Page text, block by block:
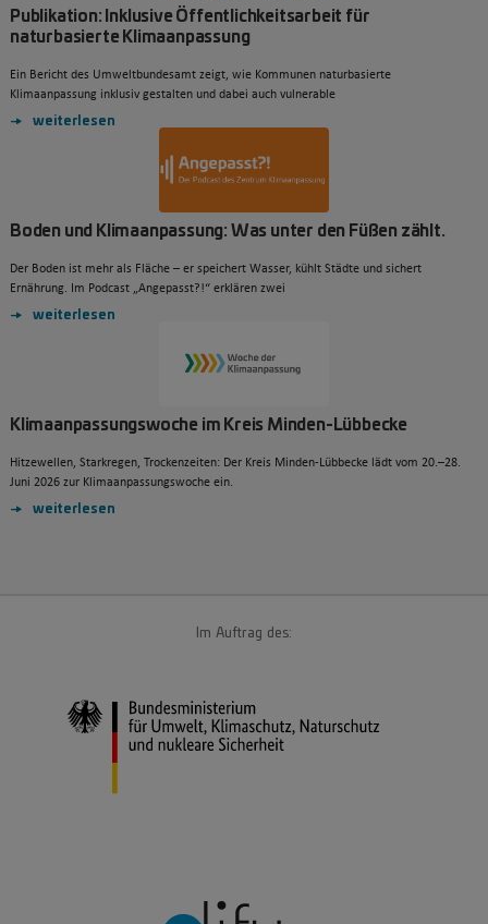
Publikation: Inklusive Öffentlichkeitsarbeit für
naturbasierte Klimaanpassung
Ein Bericht des Umweltbundesamt zeigt, wie Kommunen naturbasierte
Klimaanpassung inklusiv gestalten und dabei auch vulnerable
weiterlesen
Boden und Klimaanpassung: Was unter den Füßen zählt.
Der Boden ist mehr als Fläche – er speichert Wasser, kühlt Städte und sichert
Ernährung. Im Podcast „Angepasst?!“ erklären zwei
weiterlesen
Klimaanpassungswoche im Kreis Minden-Lübbecke
Hitzewellen, Starkregen, Trockenzeiten: Der Kreis Minden-Lübbecke lädt vom 20.–28.
Juni 2026 zur Klimaanpassungswoche ein.
weiterlesen
Im Auftrag des: